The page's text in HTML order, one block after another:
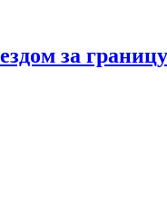
за границу